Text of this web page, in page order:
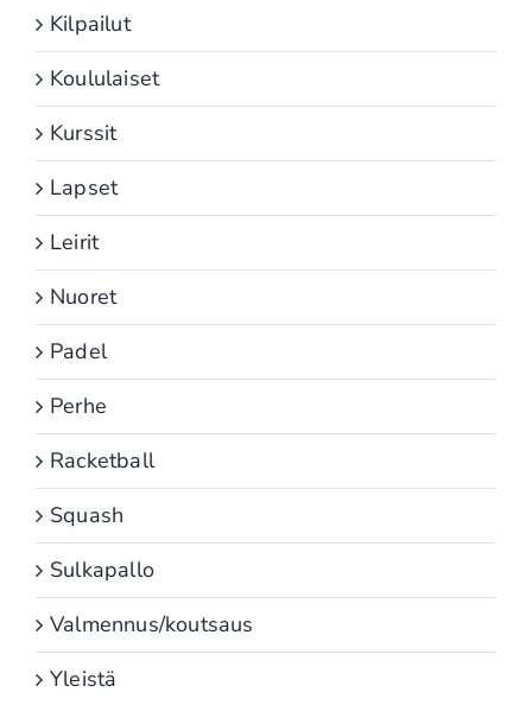
Kilpailut
Koululaiset
Kurssit
Lapset
Leirit
Nuoret
Padel
Perhe
Racketball
Squash
Sulkapallo
Valmennus/koutsaus
Yleistä